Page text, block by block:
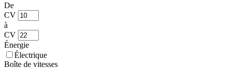
De
CV
à
CV
Énergie
Électrique
Boîte de vitesses